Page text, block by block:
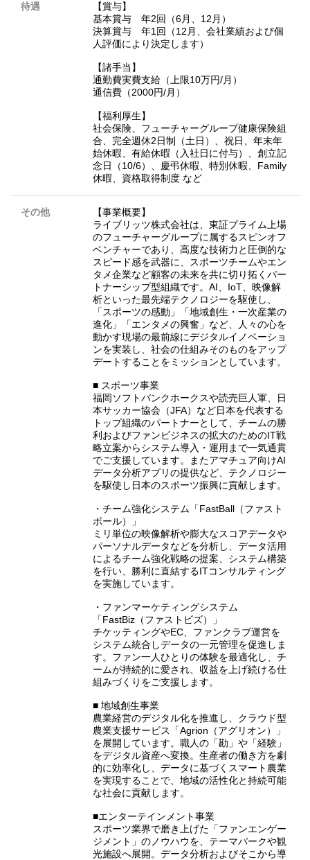
待遇
【賞与】
基本賞与 年2回（6月、12月）
決算賞与 年1回（12月、会社業績および個
人評価により決定します）
【諸手当】
通勤費実費支給（上限10万円/月）
通信費（2000円/月）
【福利厚生】
社会保険、フューチャーグループ健康保険組
合、完全週休2日制（土日）、祝日、年末年
始休暇、有給休暇（入社日に付与）、創立記
念日（10/6）、慶弔休暇、特別休暇、Family
休暇、資格取得制度 など
その他
【事業概要】
ライブリッツ株式会社は、東証プライム上場
のフューチャーグループに属するスピンオフ
ベンチャーであり、高度な技術力と圧倒的な
スピード感を武器に、スポーツチームやエン
タメ企業など顧客の未来を共に切り拓くパー
トナーシップ型組織です。AI、IoT、映像解
析といった最先端テクノロジーを駆使し、
「スポーツの感動」「地域創生・一次産業の
進化」「エンタメの興奮」など、人々の心を
動かす現場の最前線にデジタルイノベーショ
ンを実装し、社会の仕組みそのものをアップ
デートすることをミッションとしています。
■ スポーツ事業
福岡ソフトバンクホークスや読売巨人軍、日
本サッカー協会（JFA）など日本を代表する
トップ組織のパートナーとして、チームの勝
利およびファンビジネスの拡大のためのIT戦
略立案からシステム導入・運用まで一気通貫
でご支援しています。またアマチュア向けAI
データ分析アプリの提供など、テクノロジー
を駆使し日本のスポーツ振興に貢献します。
・チーム強化システム「FastBall（ファスト
ボール）」
ミリ単位の映像解析や膨大なスコアデータや
パーソナルデータなどを分析し、データ活用
によるチーム強化戦略の提案、システム構築
を行い、勝利に直結するITコンサルティング
を実施しています。
・ファンマーケティングシステム
「FastBiz（ファストビズ）」
チケッティングやEC、ファンクラブ運営を
システム統合しデータの一元管理を促進しま
す。ファン一人ひとりの体験を最適化し、チ
ームが持続的に愛され、収益を上げ続ける仕
組みづくりをご支援します。
■ 地域創生事業
農業経営のデジタル化を推進し、クラウド型
農業支援サービス「Agrion（アグリオン）」
を展開しています。職人の「勘」や「経験」
をデジタル資産へ変換。生産者の働き方を劇
的に効率化し、データに基づくスマート農業
を実現することで、地域の活性化と持続可能
な社会に貢献します。
■エンターテインメント事業
スポーツ業界で磨き上げた「ファンエンゲー
ジメント」のノウハウを、テーマパークや観
光施設へ展開。データ分析およびそこから導